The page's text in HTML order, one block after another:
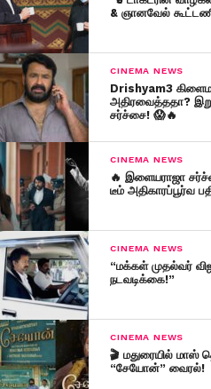
& ஞானவேல்
CINEMA NEWS
Drishyam3
அதிரவைத்ததா?
சர்ச்சை! 😱🔥
CINEMA NEWS
🔥 இளையராஜா
டீம் அதிகாரப்பூர்வ
CINEMA NEWS
“மக்கள் முதல்வர்
நடவடிக்கை!”
CINEMA NEWS
🎬 மதுரையில் மாஸ்
“சேயோன்” வைரல்!